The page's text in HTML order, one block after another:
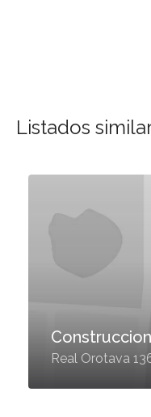
Listados
Real Orotava